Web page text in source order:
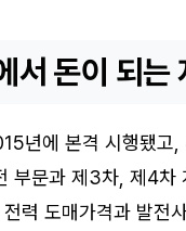
서 돈이 되는
년에 본격 시행됐
부문과 제3차, 제4
력 도매가격과 발전